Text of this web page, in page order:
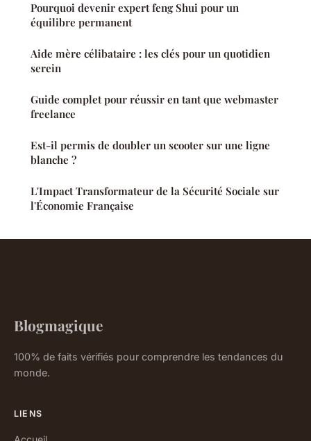
Pourquoi devenir expert feng Shui pour un
équilibre permanent
Aide mère célibataire : les clés pour un quotidien
serein
Guide complet pour réussir en tant que webmaster
freelance
Est-il permis de doubler un scooter sur une ligne
blanche ?
L'Impact Transformateur de la Sécurité Sociale sur
l'Économie Française
Blogmagique
100% de faits vérifiés pour comprendre les tendances du
monde.
LIENS